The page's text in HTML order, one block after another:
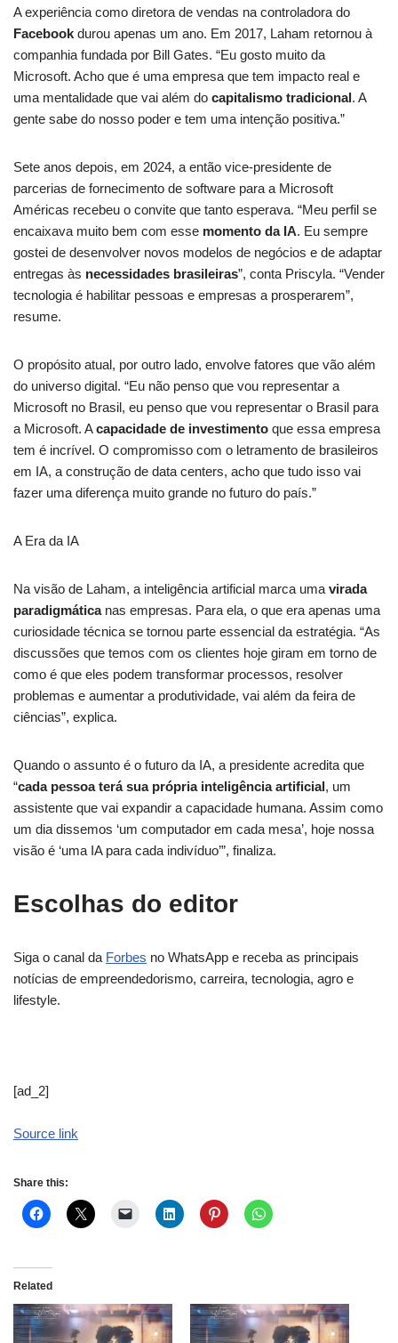
A experiência como diretora de vendas na controladora do
Facebook durou apenas um ano. Em 2017, Laham retornou à
companhia fundada por Bill Gates. “Eu gosto muito da
Microsoft. Acho que é uma empresa que tem impacto real e
uma mentalidade que vai além do capitalismo tradicional. A
gente sabe do nosso poder e tem uma intenção positiva.”
Sete anos depois, em 2024, a então vice-presidente de
parcerias de fornecimento de software para a Microsoft
Américas recebeu o convite que tanto esperava. “Meu perfil se
encaixava muito bem com esse momento da IA. Eu sempre
gostei de desenvolver novos modelos de negócios e de adaptar
entregas às necessidades brasileiras”, conta Priscyla. “Vender
tecnologia é habilitar pessoas e empresas a prosperarem”,
resume.
O propósito atual, por outro lado, envolve fatores que vão além
do universo digital. “Eu não penso que vou representar a
Microsoft no Brasil, eu penso que vou representar o Brasil para
a Microsoft. Acapacidade de investimento que essa empresa
tem é incrível. O compromisso com o letramento de brasileiros
em IA, a construção de data centers, acho que tudo isso vai
fazer uma diferença muito grande no futuro do país.”
A Era da IA
Na visão de Laham, a inteligência artificial marca uma virada
paradigmáticanas empresas. Para ela, o que era apenas uma
curiosidade técnica se tornou parte essencial da estratégia. “As
discussões que temos com os clientes hoje giram em torno de
como é que eles podem transformar processos, resolver
problemas e aumentar a produtividade, vai além da feira de
ciências”, explica.
Quando o assunto é o futuro da IA, a presidente acredita que
“cada pessoa terá sua própria inteligência artificial, um
assistente que vai expandir a capacidade humana. Assim como
um dia dissemos ‘um computador em cada mesa’, hoje nossa
visão é ‘uma IA para cada indivíduo’”, finaliza.
Escolhas do editor
Siga o canal da Forbes no WhatsApp e receba as principais
notícias de empreendedorismo, carreira, tecnologia, agro e
lifestyle.
[ad_2]
Source link
Share this:
Related